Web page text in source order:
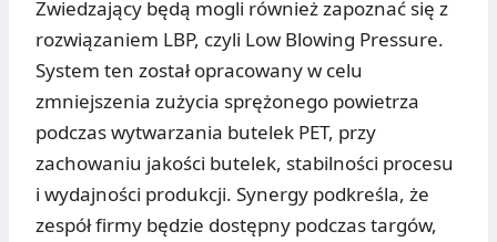
Zwiedzający będą mogli również zapoznać się z
rozwiązaniem LBP, czyli Low Blowing Pressure.
System ten został opracowany w celu
zmniejszenia zużycia sprężonego powietrza
podczas wytwarzania butelek PET, przy
zachowaniu jakości butelek, stabilności procesu
i wydajności produkcji. Synergy podkreśla, że
zespół firmy będzie dostępny podczas targów,